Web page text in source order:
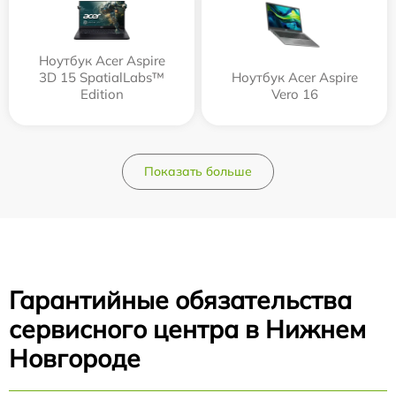
Ноутбук Acer Aspire
3D 15 SpatialLabs™
Edition
Ноутбук Acer Aspire
Vero 16
Показать больше
Гарантийные обязательства
сервисного центра в Нижнем
Новгороде